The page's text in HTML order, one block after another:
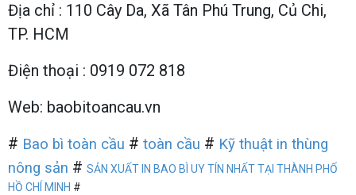
Địa chỉ : 110 Cây Da, Xã Tân Phú Trung, Củ Chi,
TP. HCM
Điện thoại : 0919 072 818
Web: baobitoancau.vn
# Bao bì toàn cầu # toàn cầu # Kỹ thuật in thùng
nông sản # SẢN XUẤT IN BAO BÌ UY TÍN NHẤT TẠI THÀNH PHỐ
HỒ CHÍ MINH #